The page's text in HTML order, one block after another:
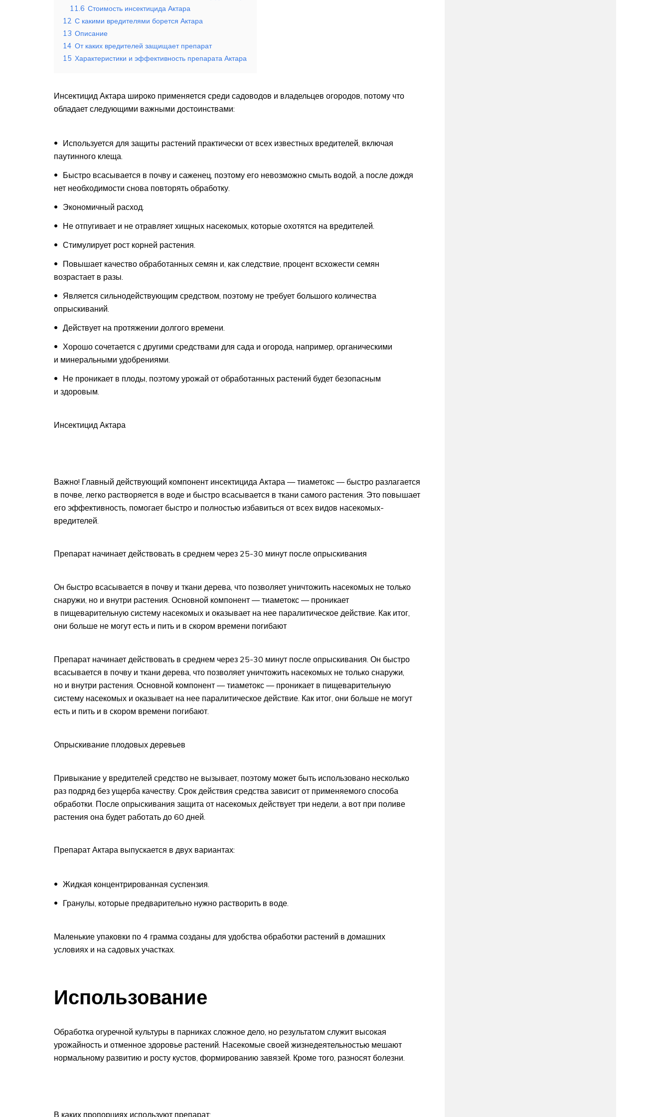
11.6 Стоимость инсектицида Актара
12 С какими вредителями борется Актара
13 Описание
14 От каких вредителей защищает препарат
15 Характеристики и эффективность препарата Актара
Инсектицид Актара широко применяется среди садоводов и владельцев огородов, потому что
обладает следующими важными достоинствами:
Используется для защиты растений практически от всех известных вредителей, включая
паутинного клеща.
Быстро всасывается в почву и саженец, поэтому его невозможно смыть водой, а после дождя
нет необходимости снова повторять обработку.
Экономичный расход.
Не отпугивает и не отравляет хищных насекомых, которые охотятся на вредителей.
Стимулирует рост корней растения.
Повышает качество обработанных семян и, как следствие, процент всхожести семян
возрастает в разы.
Является сильнодействующим средством, поэтому не требует большого количества
опрыскиваний.
Действует на протяжении долгого времени.
Хорошо сочетается с другими средствами для сада и огорода, например, органическими
и минеральными удобрениями.
Не проникает в плоды, поэтому урожай от обработанных растений будет безопасным
и здоровым.
Инсектицид Актара
Важно! Главный действующий компонент инсектицида Актара — тиаметокс — быстро разлагается
в почве, легко растворяется в воде и быстро всасывается в ткани самого растения. Это повышает
его эффективность, помогает быстро и полностью избавиться от всех видов насекомых-
вредителей.
Препарат начинает действовать в среднем через 25-30 минут после опрыскивания
Он быстро всасывается в почву и ткани дерева, что позволяет уничтожить насекомых не только
снаружи, но и внутри растения. Основной компонент — тиаметокс — проникает
в пищеварительную систему насекомых и оказывает на нее паралитическое действие. Как итог,
они больше не могут есть и пить и в скором времени погибают
Препарат начинает действовать в среднем через 25-30 минут после опрыскивания. Он быстро
всасывается в почву и ткани дерева, что позволяет уничтожить насекомых не только снаружи,
но и внутри растения. Основной компонент — тиаметокс — проникает в пищеварительную
систему насекомых и оказывает на нее паралитическое действие. Как итог, они больше не могут
есть и пить и в скором времени погибают.
Опрыскивание плодовых деревьев
Привыкание у вредителей средство не вызывает, поэтому может быть использовано несколько
раз подряд без ущерба качеству. Срок действия средства зависит от применяемого способа
обработки. После опрыскивания защита от насекомых действует три недели, а вот при поливе
растения она будет работать до 60 дней.
Препарат Актара выпускается в двух вариантах:
Жидкая концентрированная суспензия.
Гранулы, которые предварительно нужно растворить в воде.
Маленькие упаковки по 4 грамма созданы для удобства обработки растений в домашних
условиях и на садовых участках.
Использование
Обработка огуречной культуры в парниках сложное дело, но результатом служит высокая
урожайность и отменное здоровье растений. Насекомые своей жизнедеятельностью мешают
нормальному развитию и росту кустов, формированию завязей. Кроме того, разносят болезни.
В каких пропорциях используют препарат: